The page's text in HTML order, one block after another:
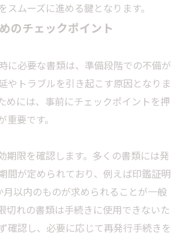
スムーズに進める鍵となります。
のチェックポイント
に必要な書類は、準備段階での不備が
やトラブルを引き起こす原因となりま
めには、事前にチェックポイントを押
重要です。
期限を確認します。多くの書類には発
間が定められており、例えば印鑑証明
以内のものが求められることが一般
切れの書類は手続きに使用できないた
確認し、必要に応じて再発行手続きを